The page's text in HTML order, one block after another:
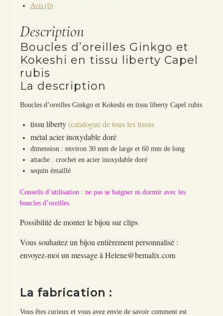
Avis (0)
Description
Boucles d’oreilles Ginkgo et
Kokeshi en tissu liberty Capel
rubis
La description
Boucles d’oreilles Ginkgo et Kokeshi en tissu liberty Capel rubis
tissu liberty (catalogue de tous les tissus
métal acier inoxydable doré
dimension : environ 30 mm de large et 60 mm de long
attache : crochet en acier inoxydable doré
sequin émaillé
Conseils d’utilisation : ne pas se baigner ni dormir avec les
boucles d’oreilles.
Possibilité de monter le bijou sur clips
Vous souhaitez un bijou entièrement personnalisé :
envoyez-moi un message à Helene@bemalix.com
La fabrication :
Vous êtes curieux et vous avez envie de savoir comment est